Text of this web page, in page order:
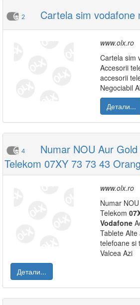
2 Cartela sim vodafone
www.olx.ro
Cartela sim
Accesorii
accesorii
Negociabil
Детали...
4
Numar NOU Aur
Telekom 07XY 73 73 43
www.olx.ro
Numar
Telekom
Vodafone
Tablete
telefoane si
Valcea Azi
Детали...